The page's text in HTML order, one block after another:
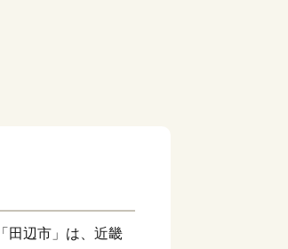
田辺市」は、近畿